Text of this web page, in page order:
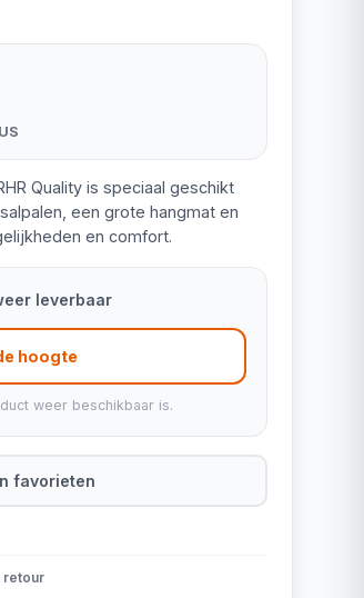
Quality is speciaal geschikt
een grote hangmat en
en comfort.
leverbaar
hoogte
weer beschikbaar is.
favorieten
retour